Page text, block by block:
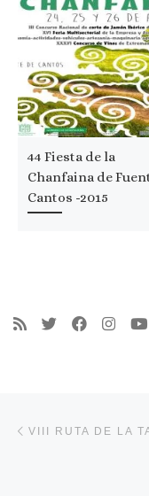
44 Fiesta de la
Chanfaina de
Cantos -2015
VIII RUTA DE LA